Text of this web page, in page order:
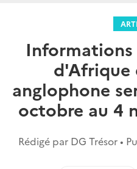
Informations
d'Afrique
anglophone
octobre au 4
Rédigé par DG Trésor •